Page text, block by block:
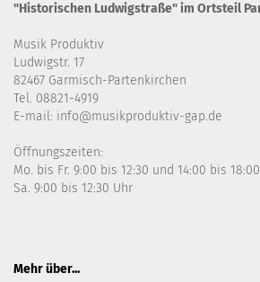
"Historischen Ludwigstraße" im Ortsteil
Musik Produktiv
Ludwigstr. 17
82467 Garmisch-Partenkirchen
Tel. 08821-4919
E-mail: info@musikproduktiv-gap.de
Öffnungszeiten:
Mo. bis Fr. 9:00 bis 12:30 und 14:00 bis
Sa. 9:00 bis 12:30 Uhr
Mehr über...